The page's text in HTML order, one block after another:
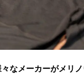
なメーカーがメリ